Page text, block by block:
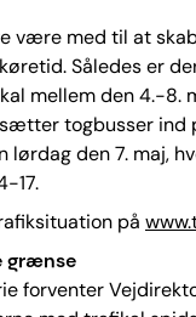
være med til at
Således er
mellem den 4.-8.
sætter togbusser
den 7. maj,
17.
på
grænse
forventer